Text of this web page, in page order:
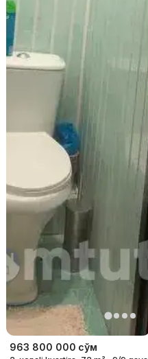
963 800 000 сўм